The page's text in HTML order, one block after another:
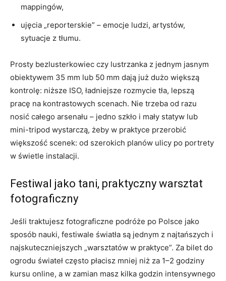
mappingów,
ujęcia „reporterskie” – emocje ludzi, artystów,
sytuacje z tłumu.
Prosty bezlusterkowiec czy lustrzanka z jednym jasnym
obiektywem 35 mm lub 50 mm dają już dużo większą
kontrolę: niższe ISO, ładniejsze rozmycie tła, lepszą
pracę na kontrastowych scenach. Nie trzeba od razu
nosić całego arsenału – jedno szkło i mały statyw lub
mini-tripod wystarczą, żeby w praktyce przerobić
większość scenek: od szerokich planów ulicy po portrety
w świetle instalacji.
Festiwal jako tani, praktyczny warsztat
fotograficzny
Jeśli traktujesz fotograficzne podróże po Polsce jako
sposób nauki, festiwale światła są jednym z najtańszych i
najskuteczniejszych „warsztatów w praktyce”. Za bilet do
ogrodu świateł często płacisz mniej niż za 1–2 godziny
kursu online, a w zamian masz kilka godzin intensywnego